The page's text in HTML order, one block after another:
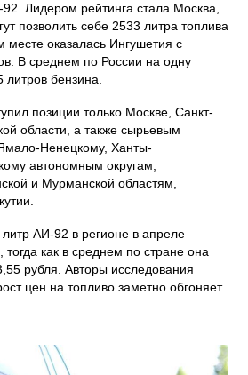
Лидером рейтинга стала Москва,
позволить себе 2533 литра топлива
оказалась Ингушетия с
В среднем по России на одну
литров бензина.
позиции только Москве, Санкт-
области, а также сырьевым
Ненецкому, Ханты-
автономным округам,
и Мурманской областям,
АИ-92 в регионе в апреле
тогда как в среднем по стране она
рубля. Авторы исследования
цен на топливо заметно обгоняет